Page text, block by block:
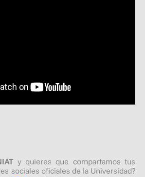
y quieres que compartamos tus
sociales oficiales de la Universidad?